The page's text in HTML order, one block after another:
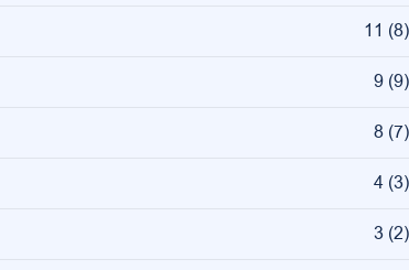
11 (8)
9 (9)
8 (7)
4 (3)
3 (2)